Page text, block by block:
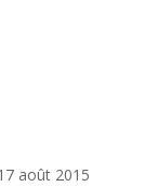
août 2015